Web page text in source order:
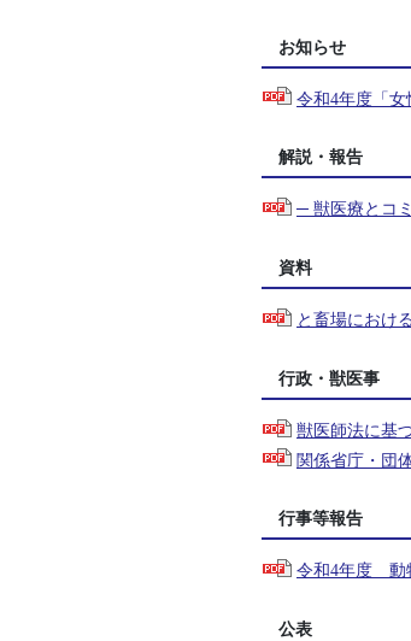
お知らせ
令和4年度「
解説・報告
─ 獣医療とコ
資料
と畜場におけ
行政・獣医事
獣医師法に基
関係省庁・団
行事等報告
令和4年度 動
公表